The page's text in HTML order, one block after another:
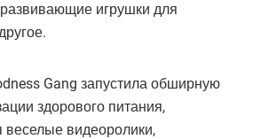
игрушки для
Gang запустила обширную
здорового питания,
видеоролики,